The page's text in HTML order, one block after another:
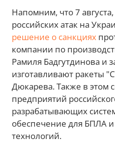
Напомним, что 7
российских атак на
решение о санкциях
компании по
Рамиля Бадгутдинова и
изготавливают ракеты
Дюкарева. Также в этом
предприятий
разрабатывающих
обеспечение для БПЛА
технологий.